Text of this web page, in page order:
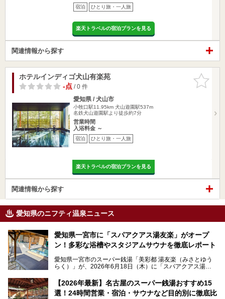
宿泊 ひとり旅・一人旅
楽天トラベルの宿泊プランを見る
関連情報から探す
お気に入
りに追加
ホテルインディゴ犬山有楽苑
-点/ 0 件
愛知県 / 犬山市
小牧口駅11.95km 犬山遊園駅537m
名鉄犬山遊園駅より徒歩約7分
営業時間
入浴料金 ～
宿泊 ひとり旅・一人旅
楽天トラベルの宿泊プランを見る
関連情報から探す
愛知県のニフティ温泉ニュース
愛知県一宮市に「スパアクアス湯友楽」がオープ
ン！多彩な浴槽やスタジアムサウナを徹底レポート
愛知県一宮市のスーパー銭湯「美彩都 湯友楽（みさとゆう
らく）」が、2026年6月18日（木）に「スパアクアス湯友
この地で30年にわたり愛され続けてきた施設だからこそ、
地元住民をはじめオープンを待ちわびている人も多いのでは
【2026年最新】名古屋のスーパー銭湯おすすめ15
選！24時間営業・宿泊・サウナなど目的別に徹底比